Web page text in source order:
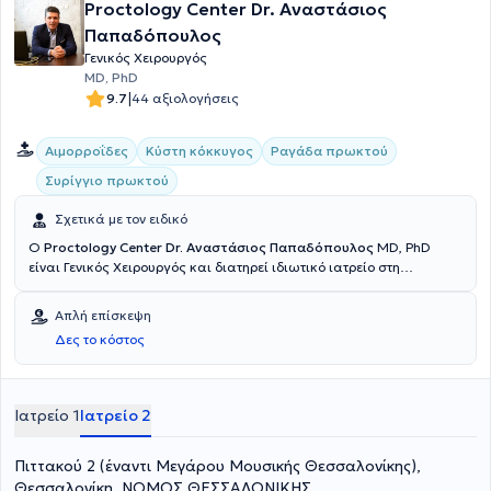
Proctology Center Dr. Αναστάσιος
Παπαδόπουλος
Γενικός Χειρουργός
MD, PhD
9.7|44 αξιολογήσεις
Αιμορροΐδες Κύστη κόκκυγος
Ραγάδα πρωκτού
Συρίγγιο πρωκτού
Σχετικά με τον ειδικό
Ο Proctology Center Dr. Αναστάσιος Παπαδόπουλος MD, PhD
είναι Γενικός Χειρουργός και διατηρεί ιδιωτικό ιατρείο στη
του Αριστοτελείου Πανεπιστημίου Θεσσαλονίκης με μετεκπαίδευση
στη Μεγάλη Βρετανία στο Νοσοκομείο Broomfield, που βρίσκεται
στο Essex. Εκεί εξειδικεύτηκε στην ογκολογική χειρουργική, στην
προχωρημένη (advance) λαπαροσκοπική χειρουργική, στην
επιστροφή του στην Ελλάδα, έγινε συνεργάτης - επιστημονικά
υπεύθυνος του Κέντρου Ορθοπρωκτικών Παθήσεων της
υπεύθυνος ολοκληρωμένης χειρουργικής ομάδας, με την οποία
διενεργεί το σύνολο σχεδόν των επεμβάσεων της γενικής -
Απλή επίσκεψη
Δες το κόστος
Ιατρείο 1Ιατρείο 2
Πιττακού 2 (έναντι Μεγάρου Μουσικής Θεσσαλονίκης),